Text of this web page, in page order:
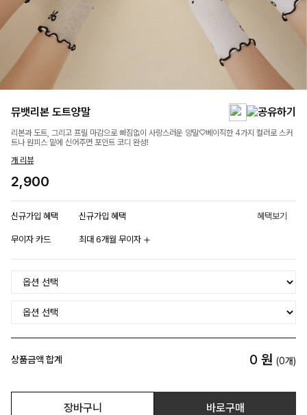
뮤뱃리본 도트양말
리본과 도트, 그리고 프릴 마감으로 빠짐없이 사랑스러운 양말♡베이직한 4가지 컬러로 스커
트나 원피스 밑에 신어주면 포인트 코디 완성!
개 리뷰
2,900
신규가입 혜택 신규가입 혜택 혜택보기
무이자 카드 최대 6개월 무이자
상품금액 합계 0 원 (0개)
장바구니 바로구매